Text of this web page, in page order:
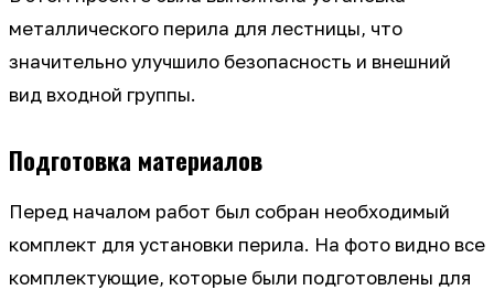
металлического перила для лестницы, что
значительно улучшило безопасность и внешний
вид входной группы.
Подготовка материалов
Перед началом работ был собран необходимый
комплект для установки перила. На фото видно все
комплектующие, которые были подготовлены для